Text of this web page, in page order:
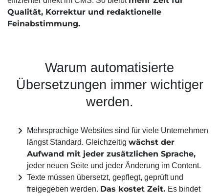
Qualität, Korrektur und redaktionelle
Feinabstimmung.
Warum automatisierte
Übersetzungen immer wichtiger
werden.
Mehrsprachige Websites sind für viele Unternehmen
längst Standard. Gleichzeitig wächst der
Aufwand mit jeder zusätzlichen Sprache,
jeder neuen Seite und jeder Änderung im Content.
Texte müssen übersetzt, gepflegt, geprüft und
freigegeben werden. Das kostet Zeit. Es bindet